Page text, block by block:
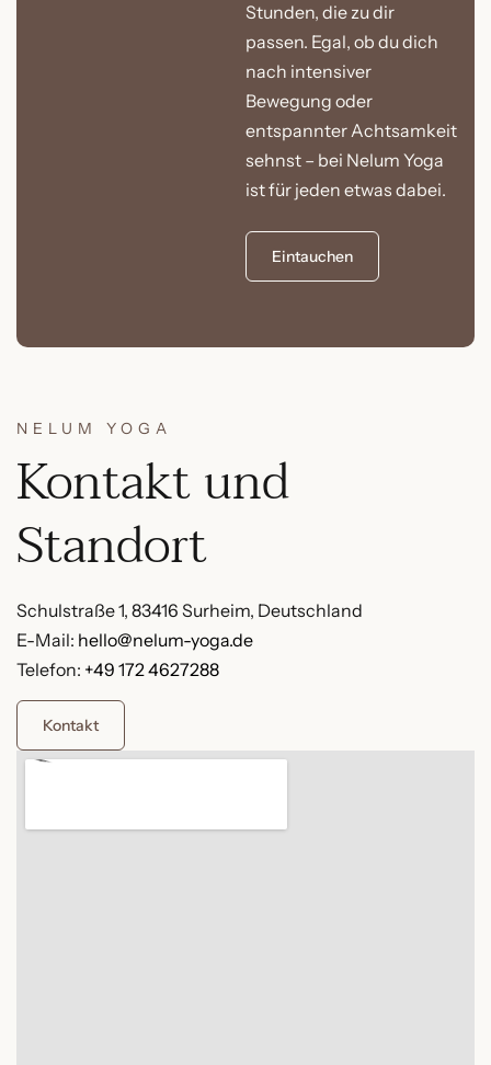
Stunden, die zu dir
passen. Egal, ob du dich
nach intensiver
Bewegung oder
entspannter Achtsamkeit
sehnst – bei Nelum Yoga
ist für jeden etwas dabei.
Eintauchen
NELUM YOGA
Kontakt und
Standort
Schulstraße 1, 83416 Surheim, Deutschland
E-Mail: hello@nelum-yoga.de
Telefon: +49 172 4627288
Kontakt